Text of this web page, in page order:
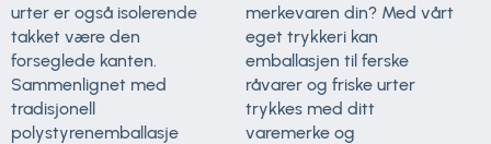
urter er også isolerende
takket være den
forseglede kanten.
Sammenlignet med
tradisjonell
polystyrenemballasje
merkevaren din? Med vårt
eget trykkeri kan
emballasjen til ferske
råvarer og friske urter
trykkes med ditt
varemerke og